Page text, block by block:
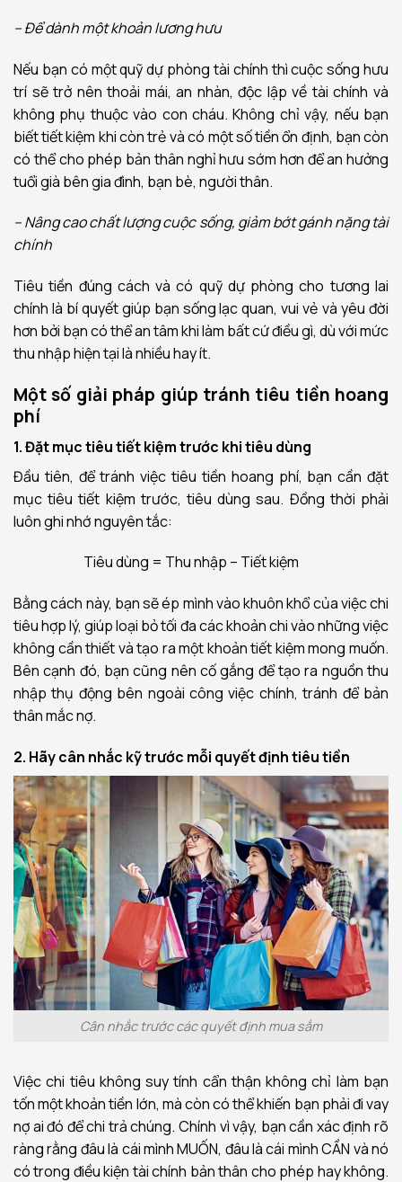
– Để dành một khoản lương hưu
Nếu bạn có một quỹ dự phòng tài chính thì cuộc sống hưu
trí sẽ trở nên thoải mái, an nhàn, độc lập về tài chính và
không phụ thuộc vào con cháu. Không chỉ vậy, nếu bạn
biết tiết kiệm khi còn trẻ và có một số tiền ổn định, bạn còn
có thể cho phép bản thân nghỉ hưu sớm hơn để an hưởng
tuổi già bên gia đình, bạn bè, người thân.
– Nâng cao chất lượng cuộc sống, giảm bớt gánh nặng tài
chính
Tiêu tiền đúng cách và có quỹ dự phòng cho tương lai
chính là bí quyết giúp bạn sống lạc quan, vui vẻ và yêu đời
hơn bởi bạn có thể an tâm khi làm bất cứ điều gì, dù với mức
thu nhập hiện tại là nhiều hay ít.
Một số giải pháp giúp tránh tiêu tiền hoang
phí
1. Đặt mục tiêu tiết kiệm trước khi tiêu dùng
Đầu tiên, để tránh việc tiêu tiền hoang phí, bạn cần đặt
mục tiêu tiết kiệm trước, tiêu dùng sau. Đồng thời phải
luôn ghi nhớ nguyên tắc:
Tiêu dùng = Thu nhập – Tiết kiệm
Bằng cách này, bạn sẽ ép mình vào khuôn khổ của việc chi
tiêu hợp lý, giúp loại bỏ tối đa các khoản chi vào những việc
không cần thiết và tạo ra một khoản tiết kiệm mong muốn.
Bên cạnh đó, bạn cũng nên cố gắng để tạo ra nguồn thu
nhập thụ động bên ngoài công việc chính, tránh để bản
thân mắc nợ.
2. Hãy cân nhắc kỹ trước mỗi quyết định tiêu tiền
Cân nhắc trước các quyết định mua sắm
Việc chi tiêu không suy tính cẩn thận không chỉ làm bạn
tốn một khoản tiền lớn, mà còn có thể khiến bạn phải đi vay
nợ ai đó để chi trả chúng. Chính vì vậy, bạn cần xác định rõ
ràng rằng đâu là cái mình MUỐN, đâu là cái mình CẦN và nó
có trong điều kiện tài chính bản thân cho phép hay không.